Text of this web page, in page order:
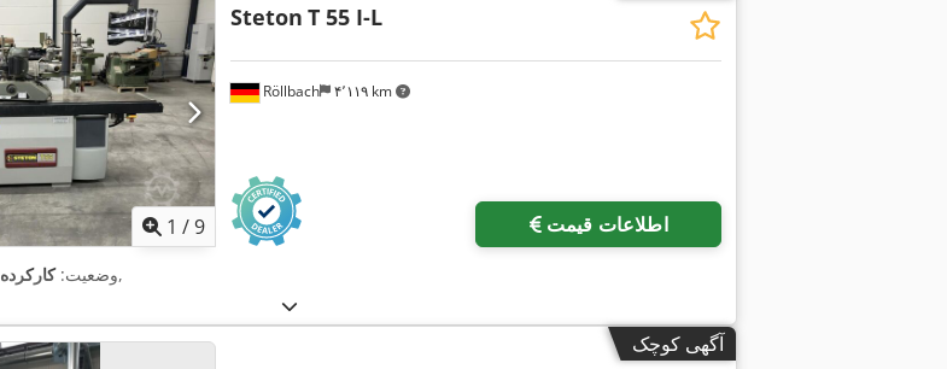
1 /9
Röllbach ۴٬۱۱۹ km
Steton T 55 I-L
اطلاعات قیمت
وضعیت:کارکرده ,
آگهی کوچک